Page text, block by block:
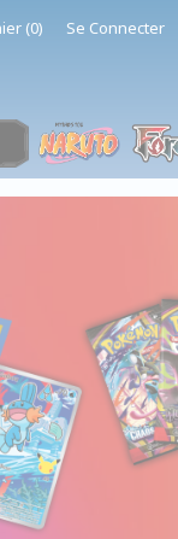
(0) Se Connecter